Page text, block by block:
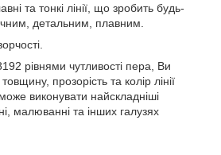
та тонкі лінії, що зробить будь-
детальним, плавним.
рівнями чутливості пера, Ви
прозорість та колір лінії
виконувати найскладніші
малюванні та інших галузях